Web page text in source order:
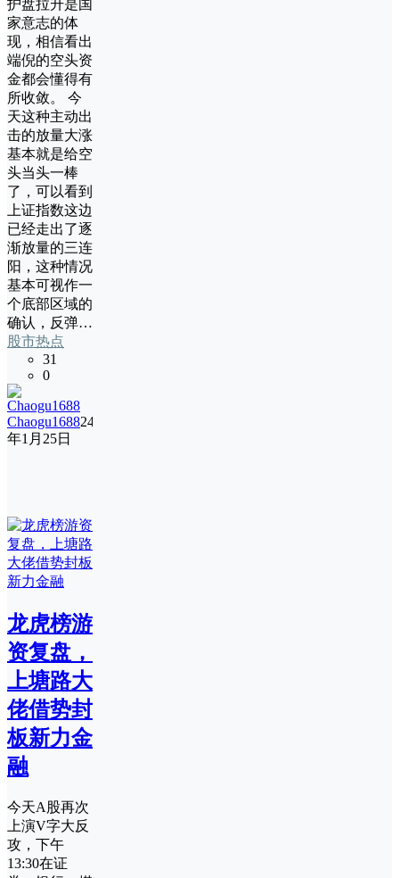
护盘拉升是国
家意志的体
现，相信看出
端倪的空头资
金都会懂得有
所收敛。 今
天这种主动出
击的放量大涨
基本就是给空
头当头一棒
了，可以看到
上证指数这边
已经走出了逐
渐放量的三连
阳，这种情况
基本可视作一
个底部区域的
确认，反弹…
股市热点
31
0
Chaogu168824
年1月25日
龙虎榜游
资复盘，
上塘路大
佬借势封
板新力金
融
今天A股再次
上演V字大反
攻，下午
13:30在证